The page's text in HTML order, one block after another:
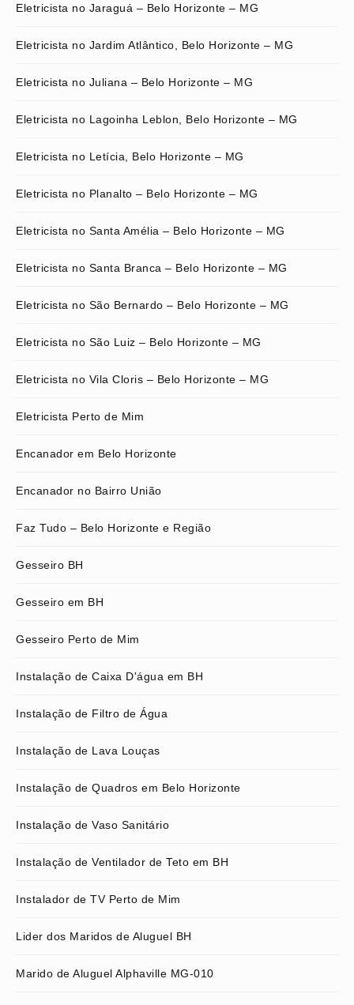
Eletricista no Jaraguá – Belo Horizonte – MG
Eletricista no Jardim Atlântico, Belo Horizonte – MG
Eletricista no Juliana – Belo Horizonte – MG
Eletricista no Lagoinha Leblon, Belo Horizonte – MG
Eletricista no Letícia, Belo Horizonte – MG
Eletricista no Planalto – Belo Horizonte – MG
Eletricista no Santa Amélia – Belo Horizonte – MG
Eletricista no Santa Branca – Belo Horizonte – MG
Eletricista no São Bernardo – Belo Horizonte – MG
Eletricista no São Luiz – Belo Horizonte – MG
Eletricista no Vila Cloris – Belo Horizonte – MG
Eletricista Perto de Mim
Encanador em Belo Horizonte
Encanador no Bairro União
Faz Tudo – Belo Horizonte e Região
Gesseiro BH
Gesseiro em BH
Gesseiro Perto de Mim
Instalação de Caixa D'água em BH
Instalação de Filtro de Água
Instalação de Lava Louças
Instalação de Quadros em Belo Horizonte
Instalação de Vaso Sanitário
Instalação de Ventilador de Teto em BH
Instalador de TV Perto de Mim
Lider dos Maridos de Aluguel BH
Marido de Aluguel Alphaville MG-010